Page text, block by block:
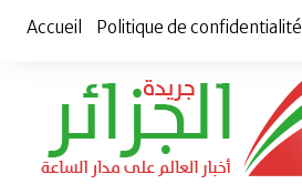
Accueil Politique de confidentialité